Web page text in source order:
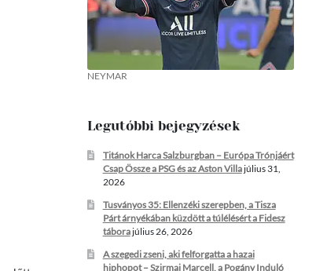
NEYMAR
Legutóbbi bejegyzések
Titánok Harca Salzburgban – Európa Trónjáért
Csap Össze a PSG és az Aston Villajúlius 31,
2026
Tusványos 35: Ellenzéki szerepben, a Tisza
Párt árnyékában küzdött a túlélésért a Fidesz
táborajúlius 26, 2026
A szegedi zseni, aki felforgatta a hazai
hiphopot – Szirmai Marcell, a Pogány Induló